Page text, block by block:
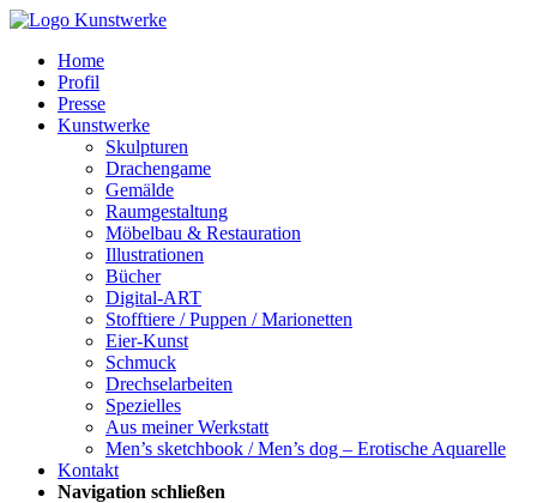
Home
Profil
Presse
Kunstwerke
Skulpturen
Drachengame
Gemälde
Raumgestaltung
Möbelbau & Restauration
Illustrationen
Bücher
Digital-ART
Stofftiere / Puppen / Marionetten
Eier-Kunst
Schmuck
Drechselarbeiten
Spezielles
Aus meiner Werkstatt
Men’s sketchbook / Men’s dog – Erotische Aquarelle
Kontakt
Navigation schließen